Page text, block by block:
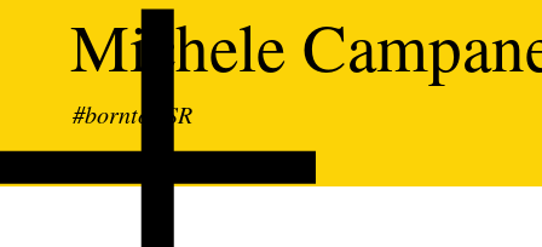
Michele
#borntoCSR